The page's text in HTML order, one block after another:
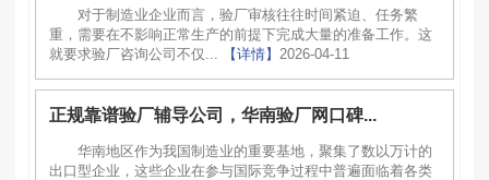
对于制造业企业而言，验厂审核往往时间紧迫、任务繁
重，需要在不影响正常生产的前提下完成大量的准备工作。这
就要求验厂咨询公司不仅...
【详情】 2026-04-11
正规靠谱验厂辅导公司，华南验厂网口碑...
华南地区作为我国制造业的重要基地，聚集了数以万计的
出口型企业，这些企业在参与国际竞争过程中普遍面临着各类